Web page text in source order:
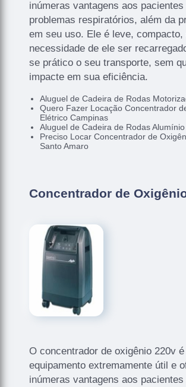
inúmeras vantagens aos pacientes
problemas respiratórios, além da
em seu uso. Ele é leve, compacto,
necessidade de ele ser
se prático o seu transporte, sem
impacte em sua eficiência.
Aluguel de Cadeira de Rodas
Quero Fazer Locação Concentrador
Elétrico Campinas
Aluguel de Cadeira de Rodas
Preciso Locar Concentrador de
Santo Amaro
Concentrador de
O concentrador de oxigênio 220v é
equipamento extremamente útil e
inúmeras vantagens aos pacientes